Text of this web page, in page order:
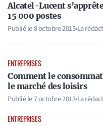
Alcatel-Lucent
15 000 postes
Publié le8 octobre 2013•La
ENTREPRISES
Comment le
le marché des loisirs
Publié le7 octobre 2013•La
ENTREPRISES